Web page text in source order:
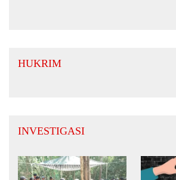
HUKRIM
INVESTIGASI